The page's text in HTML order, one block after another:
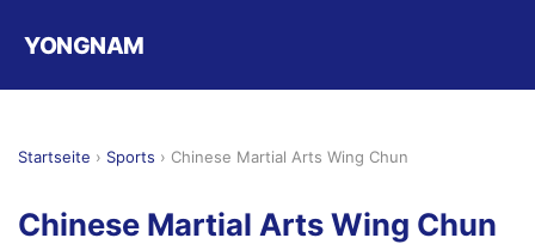
YONGNAM
Startseite › Sports › Chinese Martial Arts Wing Chun
Chinese Martial Arts Wing Chun